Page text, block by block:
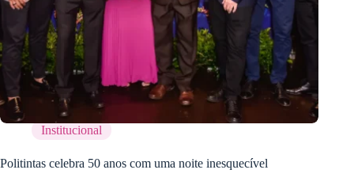
Institucional
Politintas celebra 50 anos com uma noite inesquecível